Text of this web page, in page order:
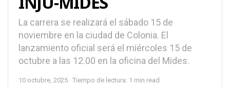
La carrera se realizará el sábado 15 de
noviembre en la ciudad de Colonia. El
lanzamiento oficial será el miércoles 15 de
octubre a las 12.00 en la oficina del Mides.
10 octubre, 2025 Tiempo de lectura: 1 min read